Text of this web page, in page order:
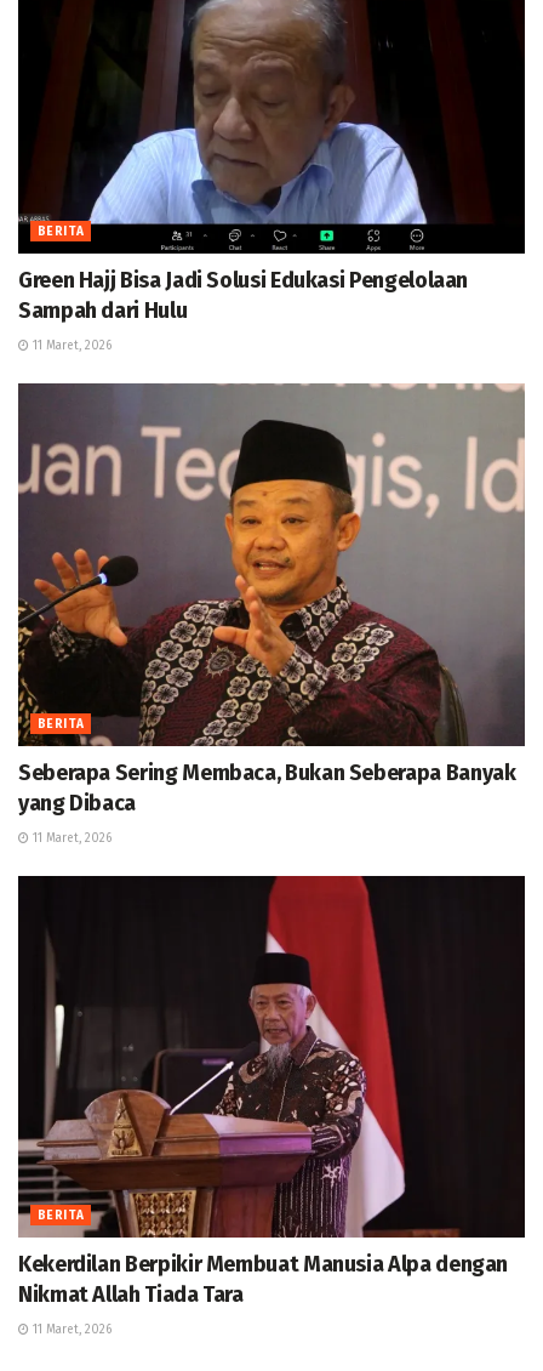
BERITA
Green Hajj Bisa Jadi Solusi Edukasi Pengelolaan
Sampah dari Hulu
11 Maret, 2026
BERITA
Seberapa Sering Membaca, Bukan Seberapa Banyak
yang Dibaca
11 Maret, 2026
BERITA
Kekerdilan Berpikir Membuat Manusia Alpa dengan
Nikmat Allah Tiada Tara
11 Maret, 2026